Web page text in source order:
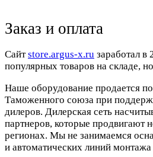
Заказ и оплата
Cайтstore.argus-x.ru заработал в
популярных товаров на складе,
Наше оборудование продается
Таможенного союза при
дилеров. Дилерская сеть
партнеров, которые продвигают
регионах. Мы не занимаемся
и автоматических линий